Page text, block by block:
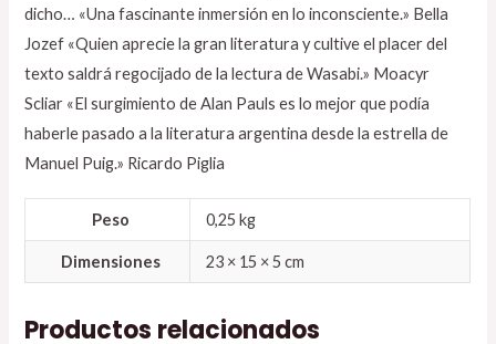
dicho… «Una fascinante inmersión en lo inconsciente.» Bella
Jozef «Quien aprecie la gran literatura y cultive el placer del
texto saldrá regocijado de la lectura de Wasabi.» Moacyr
Scliar «El surgimiento de Alan Pauls es lo mejor que podía
haberle pasado a la literatura argentina desde la estrella de
Manuel Puig.» Ricardo Piglia
Peso 0,25 kg
Dimensiones 23 × 15 × 5 cm
Productos relacionados